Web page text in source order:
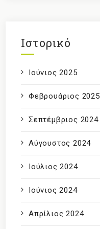
Ιστορικό
Ιούνιος 2025
Φεβρουάριος 2025
Σεπτέμβριος 2024
Αύγουστος 2024
Ιούλιος 2024
Ιούνιος 2024
Απρίλιος 2024